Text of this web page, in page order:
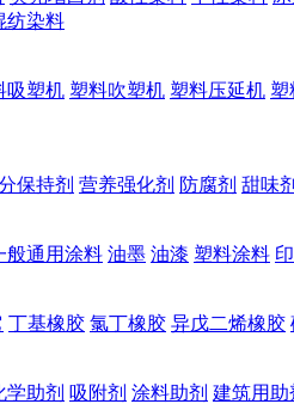
纺染料
吸塑机 塑料吹塑机 塑料压延机 塑
保持剂 营养强化剂 防腐剂 甜味剂
般通用涂料 油墨 油漆 塑料涂料
丁基橡胶 氯丁橡胶 异戊二烯橡胶
学助剂 吸附剂 涂料助剂 建筑用助